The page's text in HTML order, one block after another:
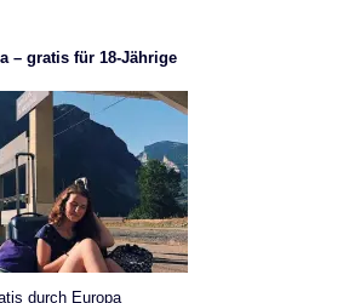
– gratis für 18-Jährige
durch Europa